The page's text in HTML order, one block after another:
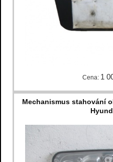
Cena: 1
Mechanismus stahování